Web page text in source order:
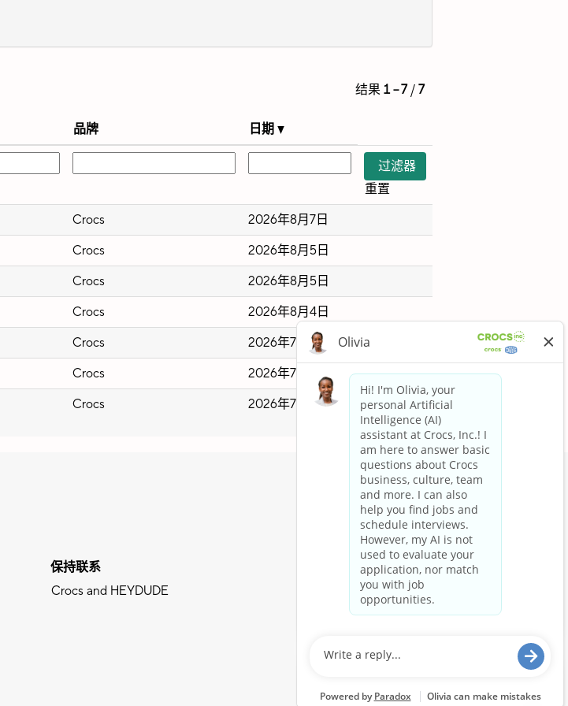
结果 1 – 7/ 7
品牌 日期
重置
Crocs
2026年8月7日
Crocs
2026年8月5日
Crocs
2026年8月5日
Crocs
2026年8月4日
Crocs
2026年7月31日
Crocs
2026年7月29日
Crocs 2026年7月10日
保持联系
Crocs and HEYDUDE